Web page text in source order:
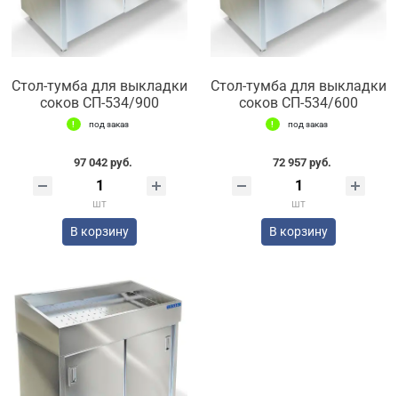
Стол-тумба для выкладки
соков СП-534/900
под заказ
97 042 руб.
шт
В корзину
Стол-тумба для выкладки
соков СП-534/600
под заказ
72 957 руб.
шт
В корзину